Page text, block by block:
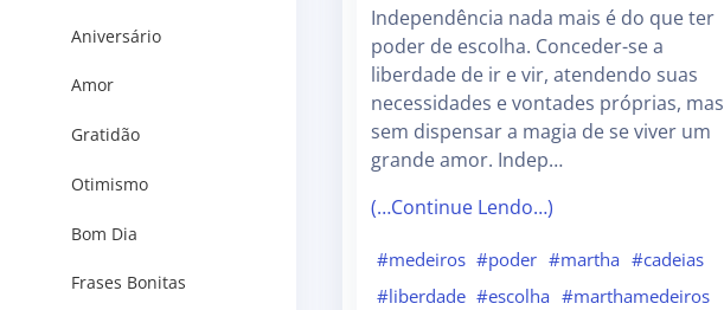
Aniversário
Amor
Gratidão
Otimismo
Bom Dia
Frases Bonitas
Independência nada mais é do que ter
poder de escolha. Conceder-se a
liberdade de ir e vir, atendendo suas
necessidades e vontades próprias, mas
sem dispensar a magia de se viver um
grande amor. Indep…
(…Continue Lendo…)
#medeiros #poder #martha #cadeias
#liberdade #escolha #marthamedeiros